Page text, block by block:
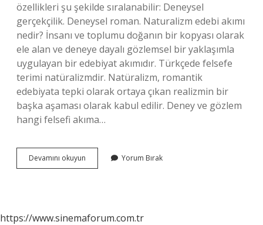
özellikleri şu şekilde sıralanabilir: Deneysel
gerçekçilik. Deneysel roman. Naturalizm edebi akımı
nedir? İnsanı ve toplumu doğanın bir kopyası olarak
ele alan ve deneye dayalı gözlemsel bir yaklaşımla
uygulayan bir edebiyat akımıdır. Türkçede felsefe
terimi natüralizmdir. Natüralizm, romantik
edebiyata tepki olarak ortaya çıkan realizmin bir
başka aşaması olarak kabul edilir. Deney ve gözlem
hangi felsefi akıma…
Devamını okuyun Deneysellik
Hangi
Yorum Bırak
https://www.sinemaforum.com.tr